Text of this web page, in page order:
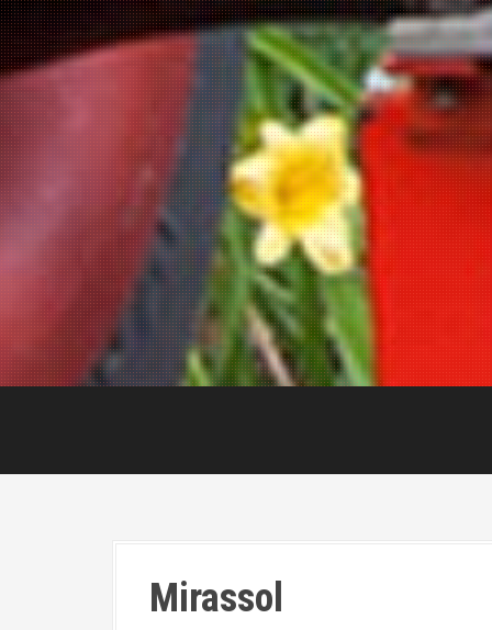
Mirassol